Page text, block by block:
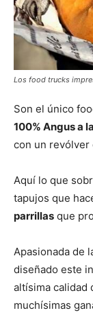
Los food trucks
Son el único
100% Angus a
con un revólver
Aquí lo que
tapujos que
parrillas que
Apasionada de
diseñado este
altísima calidad
muchísimas